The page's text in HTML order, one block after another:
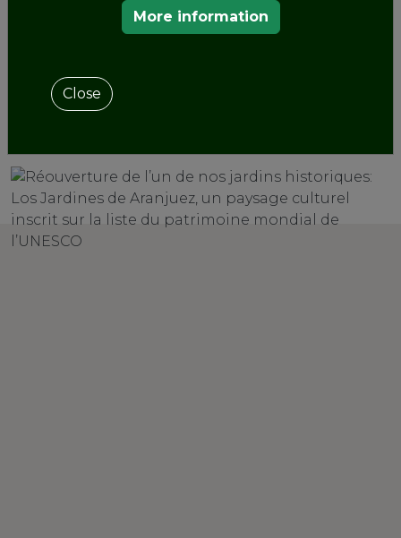
espagnoles, et pour l’usage et la jouissance des
citoyens locaux.
More information
Close